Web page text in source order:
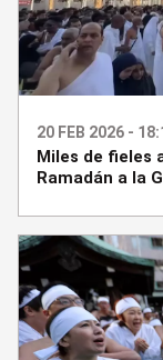
20 FEB 2026 -
Miles de fieles
Ramadán a la